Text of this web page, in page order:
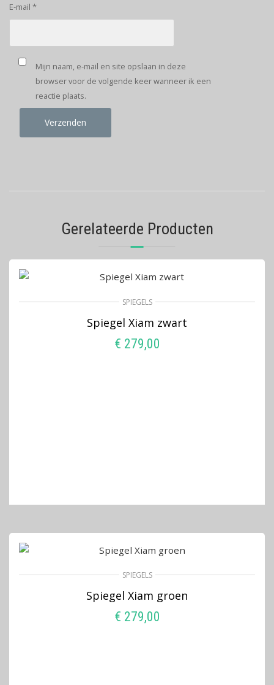
E-mail *
Mijn naam, e-mail en site opslaan in deze
browser voor de volgende keer wanneer ik een
reactie plaats.
Gerelateerde Producten
SPIEGELS
Spiegel Xiam zwart
€ 279,00
SPIEGELS
Spiegel Xiam groen
€ 279,00